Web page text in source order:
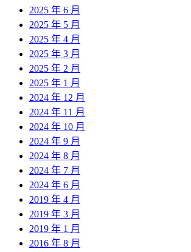
2025 年 6 月
2025 年 5 月
2025 年 4 月
2025 年 3 月
2025 年 2 月
2025 年 1 月
2024 年 12 月
2024 年 11 月
2024 年 10 月
2024 年 9 月
2024 年 8 月
2024 年 7 月
2024 年 6 月
2019 年 4 月
2019 年 3 月
2019 年 1 月
2016 年 8 月